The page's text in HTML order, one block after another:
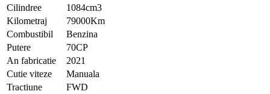
Cilindree
1084cm3
Kilometraj
79000Km
Combustibil
Benzina
Putere
70CP
An fabricatie
2021
Cutie viteze
Manuala
Tractiune
FWD